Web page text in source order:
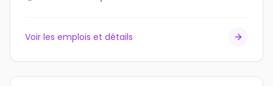
Voir les emplois et détails